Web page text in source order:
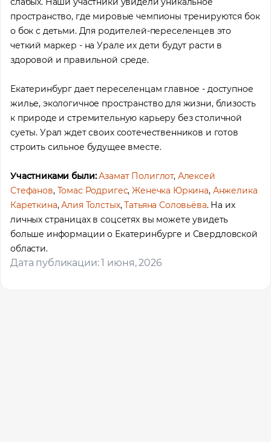
пространство, где мировые чемпионы тренируются бок
о бок с детьми. Для родителей-переселенцев это
четкий маркер - на Урале их дети будут расти в
здоровой и правильной среде.
Екатеринбург дает переселенцам главное - доступное
жилье, экологичное пространство для жизни, близость
к природе и стремительную карьеру без столичной
суеты. Урал ждет своих соотечественников и готов
строить сильное будущее вместе.
Участниками были: Азамат Полиглот, Алексей
Стефанов, Томас Родригес,Женечка Юркина, Анжелика
Кареткина,Алия Толстых,Татьяна Соловьёва. На их
личных страницах в соцсетях вы можете увидеть
больше информации о Екатеринбурге и Свердловской
области.
Дата публикации: 1 июня, 2026
в трудоустройстве
заявку и мы подберем вам доступные варианты
в интересующей вас локации
Местоположение